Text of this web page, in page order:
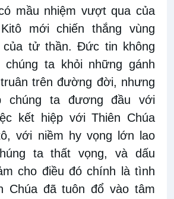
mầu nhiệm vượt qua của
mới chiến thắng vùng
tử thần. Đức tin không
ta khỏi những gánh
trên đường đời, nhưng
chúng ta đương đầu với
kết hiệp với Thiên Chúa
với niềm hy vọng lớn lao
ta thất vọng, và dấu
cho điều đó chính là tình
Chúa đã tuôn đổ vào tâm